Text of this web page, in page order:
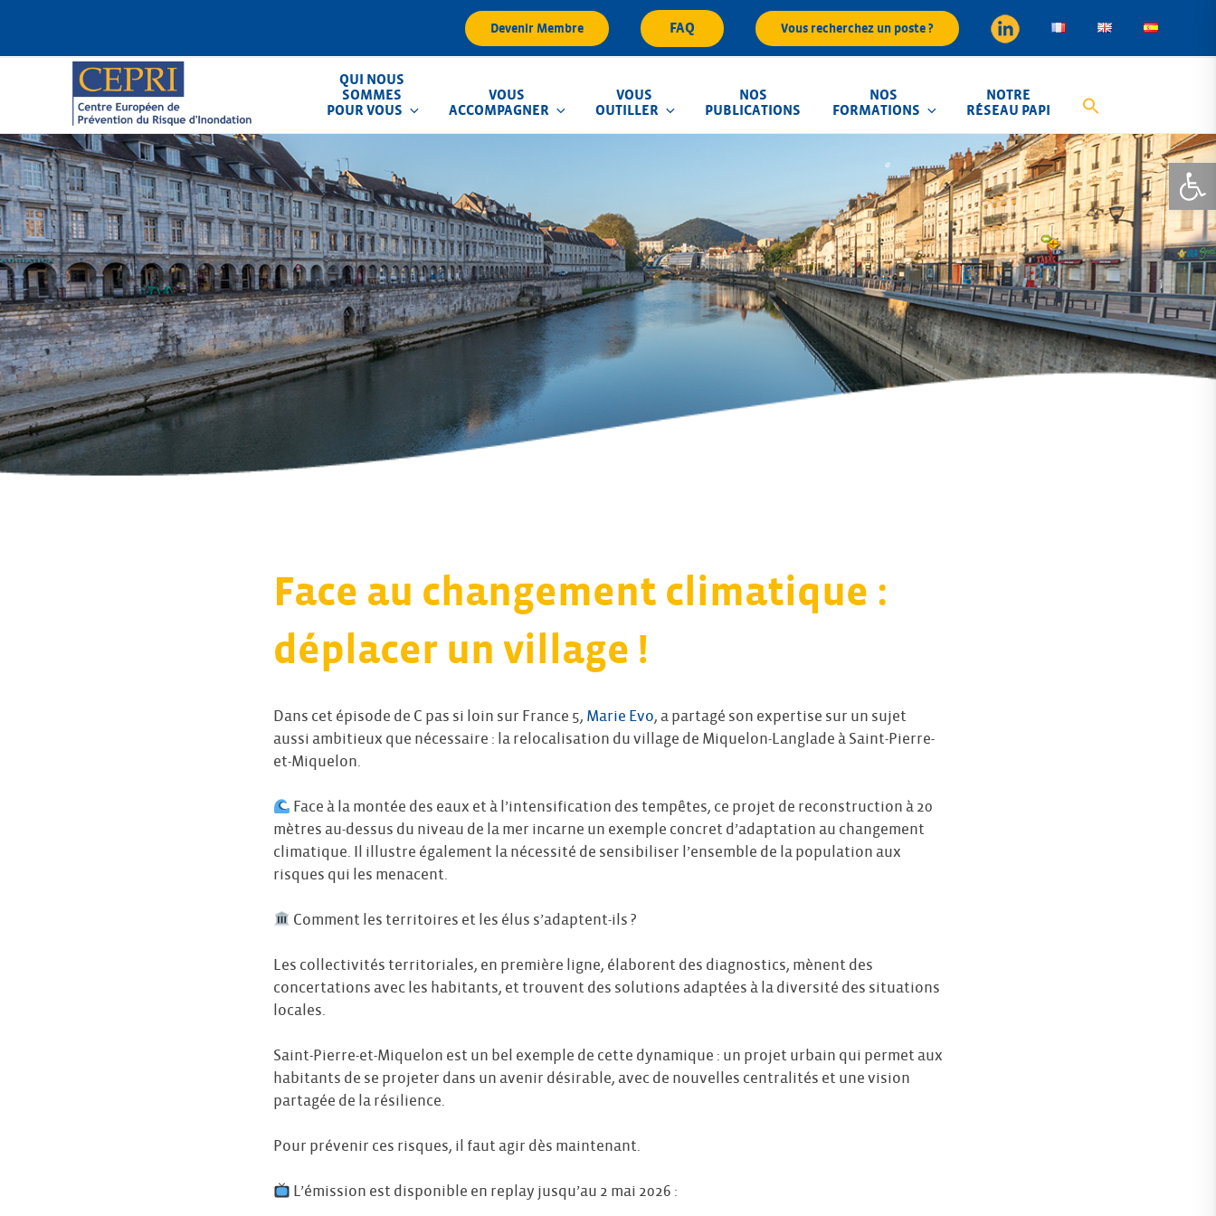
Ouvrir
contenu
Devenir Membre FAQ Vous recherchez un poste ?
QUI NOUS
SOMMES
POUR VOUS
VOUS
ACCOMPAGNER
VOUS
OUTILLER
NOS
PUBLICATIONS
NOS
FORMATIONS
NOTRE
RÉSEAU PAPI
CEPRI
Centre Européen de Prévention du Risque d'Inondation
Face au changement climatique :
déplacer un village !
Dans cet épisode de C pas si loin sur France 5, Marie Evo, a partagé son expertise sur un sujet
aussi ambitieux que nécessaire : la relocalisation du village de Miquelon-Langlade à Saint-Pierre-
et-Miquelon.
Face à la montée des eaux et à l’intensification des tempêtes, ce projet de reconstruction à 20
mètres au-dessus du niveau de la mer incarne un exemple concret d’adaptation au changement
climatique. Il illustre également la nécessité de sensibiliser l’ensemble de la population aux
risques qui les menacent.
Comment les territoires et les élus s’adaptent-ils ?
Les collectivités territoriales, en première ligne, élaborent des diagnostics, mènent des
concertations avec les habitants, et trouvent des solutions adaptées à la diversité des situations
locales.
Saint-Pierre-et-Miquelon est un bel exemple de cette dynamique : un projet urbain qui permet aux
habitants de se projeter dans un avenir désirable, avec de nouvelles centralités et une vision
partagée de la résilience.
Pour prévenir ces risques, il faut agir dès maintenant.
L’émission est disponible en replay jusqu’au 2 mai 2026 :